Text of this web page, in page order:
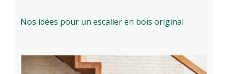
Nos idées pour un escalier en bois original